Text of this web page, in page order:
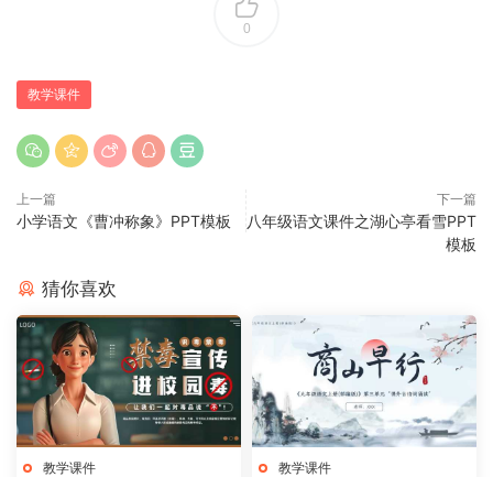
0
教学课件
上一篇
小学语文《曹冲称象》PPT模板
下一篇
八年级语文课件之湖心亭看雪PPT
模板
猜你喜欢
教学课件 教学课件